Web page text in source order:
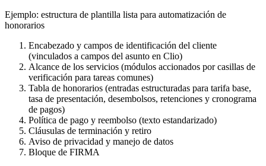
Ejemplo: estructura de plantilla lista para automatización de
honorarios
Encabezado y campos de identificación del cliente
(vinculados a campos del asunto en Clio)
Alcance de los servicios (módulos accionados por casillas de
verificación para tareas comunes)
Tabla de honorarios (entradas estructuradas para tarifa base,
tasa de presentación, desembolsos, retenciones y cronograma
de pagos)
Política de pago y reembolso (texto estandarizado)
Cláusulas de terminación y retiro
Aviso de privacidad y manejo de datos
Bloque de FIRMA